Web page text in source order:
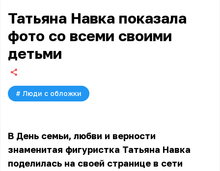
Татьяна Навка показала
фото со всеми своими
детьми
# Люди с обложки
В День семьи, любви и верности
знаменитая фигуристка Татьяна Навка
поделилась на своей странице в сети